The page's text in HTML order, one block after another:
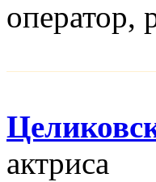
оператор,
актриса